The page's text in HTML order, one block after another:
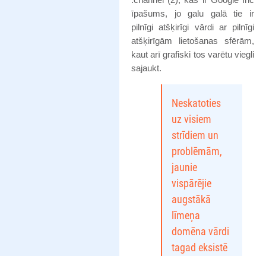
īpašums, jo galu galā tie ir
pilnīgi atšķirīgi vārdi ar pilnīgi
atšķirīgām lietošanas sfērām,
kaut arī grafiski tos varētu viegli
sajaukt.
Neskatoties
uz visiem
strīdiem un
problēmām,
jaunie
vispārējie
augstākā
līmeņa
domēna vārdi
tagad eksistē